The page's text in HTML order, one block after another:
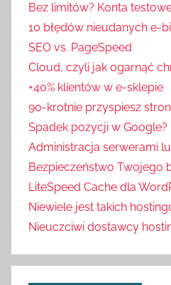
Bez limitów? Konta
10 błędów nieudanych e-
SEO vs. PageSpeed
Cloud, czyli jak ogarnąć
+40% klientów w e-sklepie
90-krotnie przyspiesz
Spadek pozycji w Google?
Administracja serwerami
Bezpieczeństwo Twojego
LiteSpeed Cache dla
Niewiele jest takich
Nieuczciwi dostawcy